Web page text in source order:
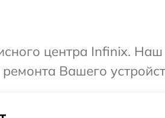
центра Infinix.
Вашего